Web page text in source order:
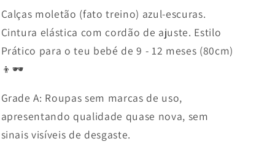
Calças moletão (fato treino) azul-escuras.
Cintura elástica com cordão de ajuste. Estilo
Prático para o teu bebé de 9 - 12 meses (80cm)
👦🕶️
Grade A: Roupas sem marcas de uso,
apresentando qualidade quase nova, sem
sinais visíveis de desgaste.